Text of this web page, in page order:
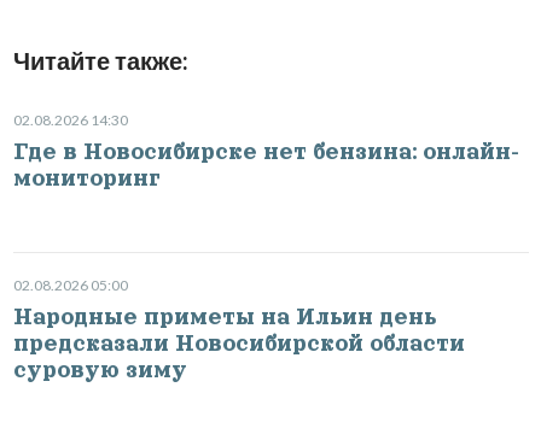
Читайте также:
02.08.2026 14:30
Где в Новосибирске нет бензина: онлайн-
мониторинг
02.08.2026 05:00
Народные приметы на Ильин день
предсказали Новосибирской области
суровую зиму